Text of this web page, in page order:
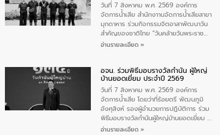
วันที่ 7 สิงหาคม พ.ศ. 2569 องค์การ
จัดการน้ำเสีย สำนักงาานจัดการน้ำเสียสาขา
มุกดาหาร ร่วมกิจกรรมจิตอาสาพัฒนาวัน
สําคัญของชาติไทย “วันคล้ายวันพระราช
สมภพ สมเด็จพระนางเจ้าสิริกิติ์พระบรม
ทิพย์คำ รองผู้ว่าราชการจังหวัดมุกดาหาร
เป็นประธานในพิธี ณ เรือนจําชั่วคราวนาโสก
ตําบลนาโสก อําเภอเมืองมุกดาหาร จังหวัด
มุกดาหาร โดยในกิจกรรมได้ร่วมปลูกป่า และ
ทําความสะอาดภายในบริเวณ จัดกิจกรรม
เพื่อถวายเป็นพระราชกุศล สมเด็จพระนาง
เจ้าสิริกิติ์พระบรมราชินีนาถ พระบรมราช
อ่านรายละเอียด »
อจน. ร่วมพิธีมอบรางวัลกำนัน ผู้ใหญ่
บ้านยอดเยี่ยม ประจำปี 2569
วันที่ 7 สิงหาคม พ.ศ. 2569 องค์การ
จัดการน้ำเสีย โดยว่าที่ร้อยตรี พัฒนภูมิ
อังศุสิงห์ รองผู้อำนวยการปฏิบัติการ ร่วม
พิธีมอบรางวัลกำนันผู้ใหญ่บ้านยอดเยี่ยม ณ
ทำเนียบรัฐบาล โดยมีนายอนุทิน ชาญวีรกูล
อ่านรายละเอียด »